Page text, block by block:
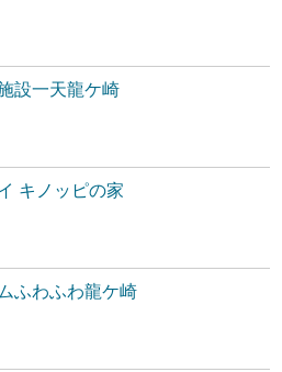
設一天龍ケ崎
キノッピの家
ふわふわ龍ケ崎